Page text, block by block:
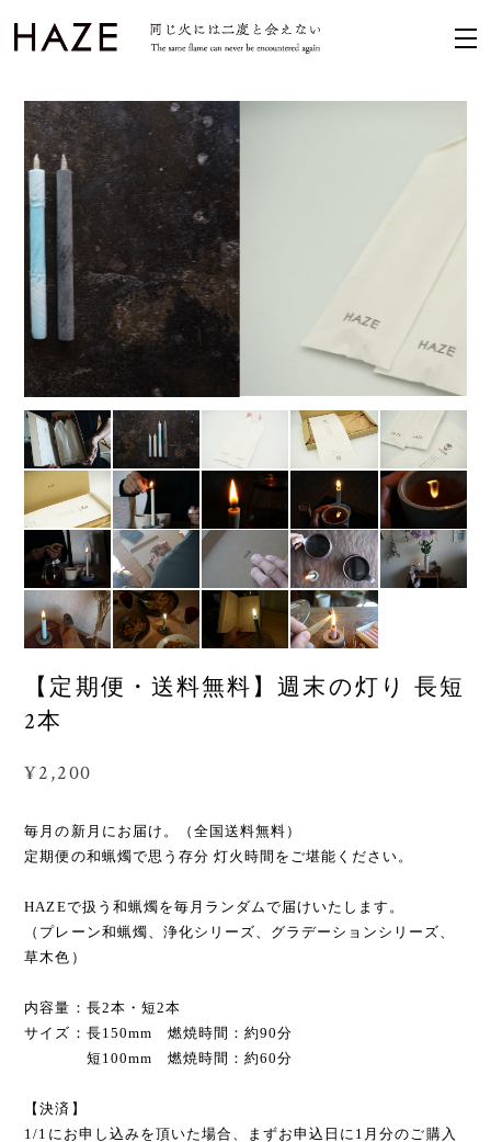
【定期便・送料無料】週末の灯り 長短
2本
¥2,200
毎月の新月にお届け。（全国送料無料）
定期便の和蝋燭で思う存分 灯火時間をご堪能ください。
HAZEで扱う和蝋燭を毎月ランダムで届けいたします。
（プレーン和蝋燭、浄化シリーズ、グラデーションシリーズ、
草木色）
内容量：長2本・短2本
サイズ：長150mm 燃焼時間：約90分
短100mm 燃焼時間：約60分
【決済】
1/1にお申し込みを頂いた場合、まずお申込日に1月分のご購入